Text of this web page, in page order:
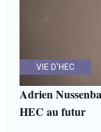
VIE D'HEC
Adrien
HEC au futur